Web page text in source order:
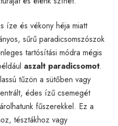
íze és vékony héja miatt
sűrű paradicsomszószok
tartósítási módra mégis
aszalt paradicsomot.
tűzön a sütőben vagy
édes ízű csemegét
fűszerekkel. Ez a
tésztákhoz vagy